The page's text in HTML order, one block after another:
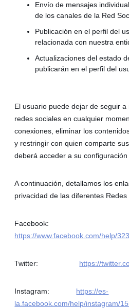
Envío de mensajes
de los canales de la Red
Publicación en el perfil del
relacionada con nuestra
Actualizaciones del estado
publicarán en el perfil del
El usuario puede dejar de seguir
redes sociales en cualquier
conexiones, eliminar los
y restringir con quien comparte
deberá acceder a su configuración
A continuación, detallamos los
privacidad de las diferentes Redes
Facebook:
https://www.facebook.com/help/
Twitter: https://
Instagram: https://es-
la.facebook.com/help/instagram/